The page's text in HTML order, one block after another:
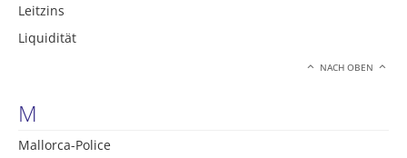
Leitzins
Liquidität
NACH OBEN
M
Mallorca-Police